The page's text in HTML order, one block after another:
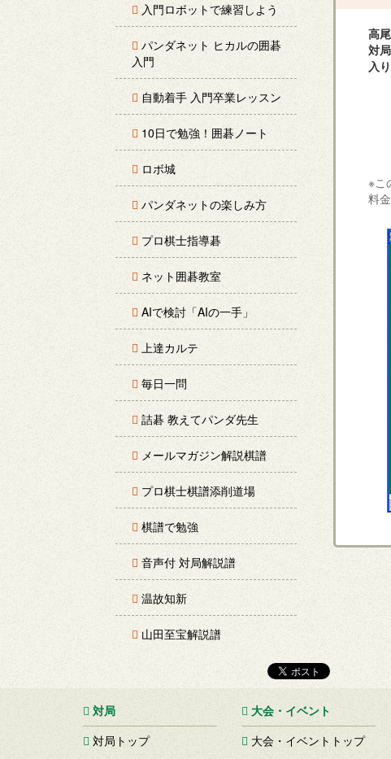
入門ロボットで練習しよう
パンダネット ヒカルの囲碁
入門
自動着手 入門卒業レッスン
10日で勉強！囲碁ノート
ロボ城
パンダネットの楽しみ方
プロ棋士指導碁
ネット囲碁教室
AIで検討「AIの一手」
上達カルテ
毎日一問
詰碁 教えてパンダ先生
メールマガジン解説棋譜
プロ棋士棋譜添削道場
棋譜で勉強
音声付 対局解説譜
温故知新
山田至宝解説譜
高
対
入
※こ
料
対局
対局トップ
大会・イベント
大会・イベントトップ